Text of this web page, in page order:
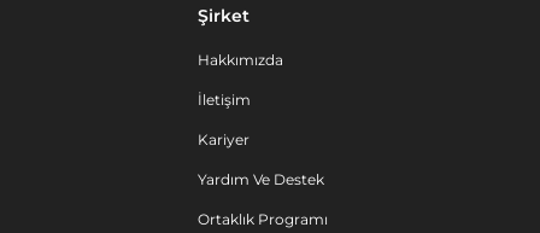
Şirket
Hakkımızda
İletişim
Kariyer
Yardım Ve Destek
Ortaklık Programı